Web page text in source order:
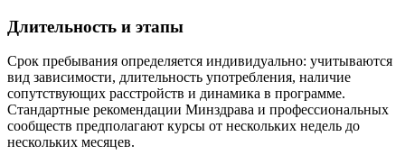
Длительность и этапы
Срок пребывания определяется индивидуально: учитываются
вид зависимости, длительность употребления, наличие
сопутствующих расстройств и динамика в программе.
Стандартные рекомендации Минздрава и профессиональных
сообществ предполагают курсы от нескольких недель до
нескольких месяцев.